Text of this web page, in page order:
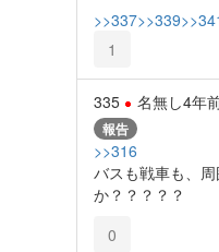
>>337>>339
1
335 名無し4年
報告
>>316
バスも戦車も、
か？？？？？
0